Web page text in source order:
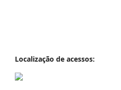
Localização de acessos: